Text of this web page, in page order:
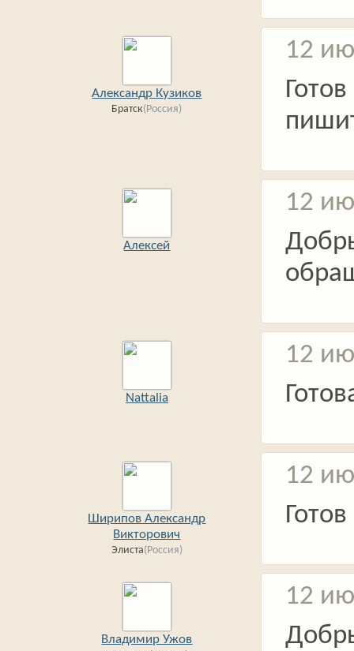
Александр Кузиков
Братск(Россия)
12
Алексей
12
Nattalia
12
Ширипов Александр
Викторович
Элиста(Россия)
12
Владимир Ужов
12